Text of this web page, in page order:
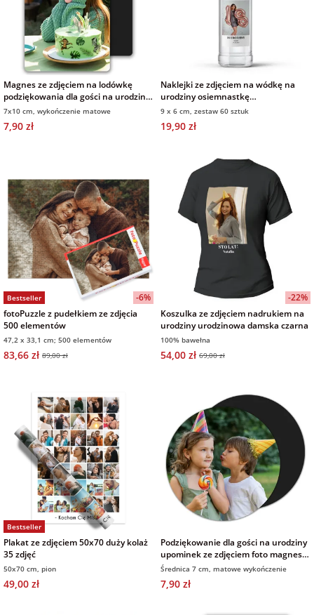
na Wielkanoc
na wieczór
panieński
na wieczór
kawalerski
Magnes ze zdjęciem na lodówkę
podziękowania dla gości na urodziny
7x10 cm wykończenie matowe
7x10 cm, wykończenie matowe
7,90 zł
Naklejki ze zdjęciem na wódkę na
urodziny osiemnastkę
podziękowanie dla gości
9 x 6 cm, zestaw 60 sztuk
19,90 zł
Bestseller
-6%
fotoPuzzle z pudełkiem ze zdjęcia
500 elementów
47,2 x 33,1 cm; 500 elementów
83,66 zł 89,00 zł
-22%
Koszulka ze zdjęciem nadrukiem na
urodziny urodzinowa damska czarna
100% bawełna
54,00 zł 69,00 zł
Bestseller
Plakat ze zdjęciem 50x70 duży kolaż
35 zdjęć
50x70 cm, pion
49,00 zł
Podziękowanie dla gości na urodziny
upominek ze zdjęciem foto magnes
okrągły wykończenie matowe
Średnica 7 cm, matowe wykończenie
7,90 zł